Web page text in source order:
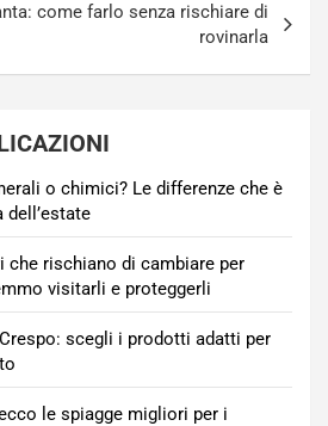
come farlo senza rischiare di
rovinarla
o chimici? Le differenze che è
che rischiano di cambiare per
visitarli e proteggerli
scegli i prodotti adatti per
le spiagge migliori per i